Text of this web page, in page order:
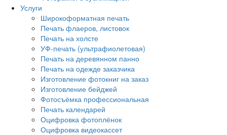
Услуги
Широкоформатная печать
Печать флаеров, листовок
Печать на холсте
УФ-печать (ультрафиолетовая)
Печать на деревянном панно
Печать на одежде заказчика
Изготовление фотокниг на заказ
Изготовление бейджей
Фотосъёмка профессиональная
Печать календарей
Оцифровка фотоплёнок
Оцифровка видеокассет